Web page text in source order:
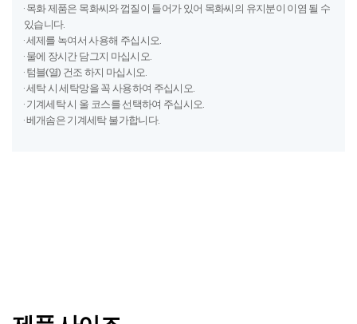
· 목화 제품은 목화씨와 껍질이 들어가 있어 목화씨의 유지분이 이염 될 수
있습니다.
· 세제를 녹여서 사용해 주십시오.
· 물에 장시간 담그지 마십시오.
· 텀블(열) 건조 하지 마십시오.
· 세탁 시 세탁망을 꼭 사용하여 주십시오.
· 기계세탁 시 울 코스를 선택하여 주십시오.
· 베개솜은 기계세탁 불가합니다.